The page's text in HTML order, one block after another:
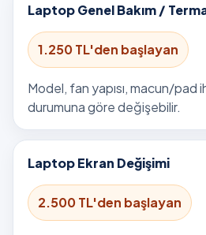
Laptop Genel Bakım /
1.250 TL'den başlayan
Model, fan yapısı, macun/pad
durumuna göre değişebilir.
Laptop Ekran Değişimi
2.500 TL'den başlayan